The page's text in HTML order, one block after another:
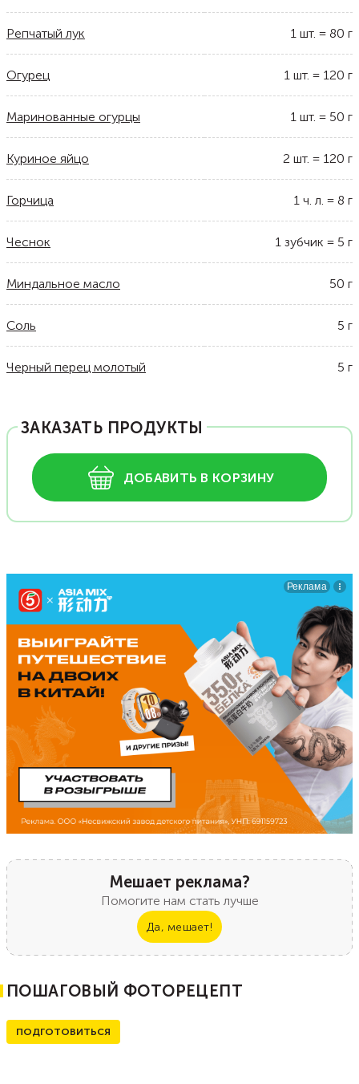
Репчатый лук 1 шт. = 80 г
Огурец 1 шт. = 120 г
Маринованные огурцы 1 шт. = 50 г
Куриное яйцо 2 шт. = 120 г
Горчица 1 ч. л. = 8 г
Чеснок 1 зубчик = 5 г
Миндальное масло 50 г
Соль 5 г
Черный перец молотый 5 г
ЗАКАЗАТЬ ПРОДУКТЫ
ДОБАВИТЬ В КОРЗИНУ
Мешает реклама?
Помогите нам стать лучше
Да, мешает!
ПОШАГОВЫЙ ФОТОРЕЦЕПТ
ПОДГОТОВИТЬСЯ